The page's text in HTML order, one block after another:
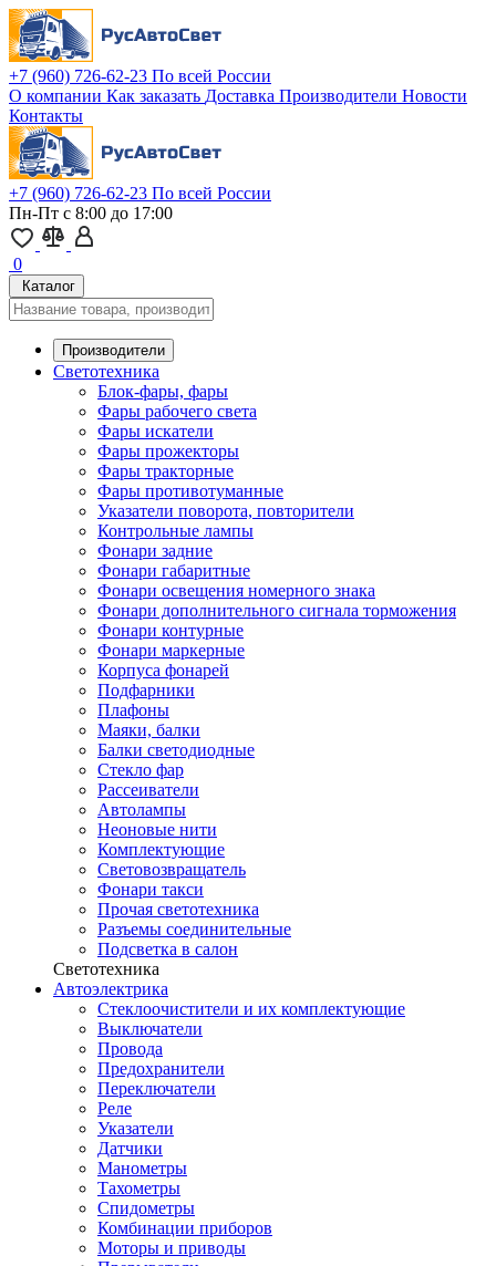
+7 (960) 726-62-23 По всей России
О компании Как заказать Доставка Производители Новости
Контакты
+7 (960) 726-62-23 По всей России
Пн-Пт с 8:00 до 17:00
0
Каталог
Производители
Светотехника
Блок-фары, фары
Фары рабочего света
Фары искатели
Фары прожекторы
Фары тракторные
Фары противотуманные
Указатели поворота, повторители
Контрольные лампы
Фонари задние
Фонари габаритные
Фонари освещения номерного знака
Фонари дополнительного сигнала торможения
Фонари контурные
Фонари маркерные
Корпуса фонарей
Подфарники
Плафоны
Маяки, балки
Балки светодиодные
Стекло фар
Рассеиватели
Автолампы
Неоновые нити
Комплектующие
Световозвращатель
Фонари такси
Прочая светотехника
Разъемы соединительные
Подсветка в салон
Светотехника
Автоэлектрика
Стеклоочистители и их комплектующие
Выключатели
Провода
Предохранители
Переключатели
Реле
Указатели
Датчики
Манометры
Тахометры
Спидометры
Комбинации приборов
Моторы и приводы